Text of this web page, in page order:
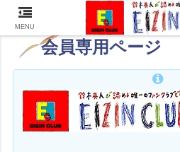
会員専用ページ
MENU